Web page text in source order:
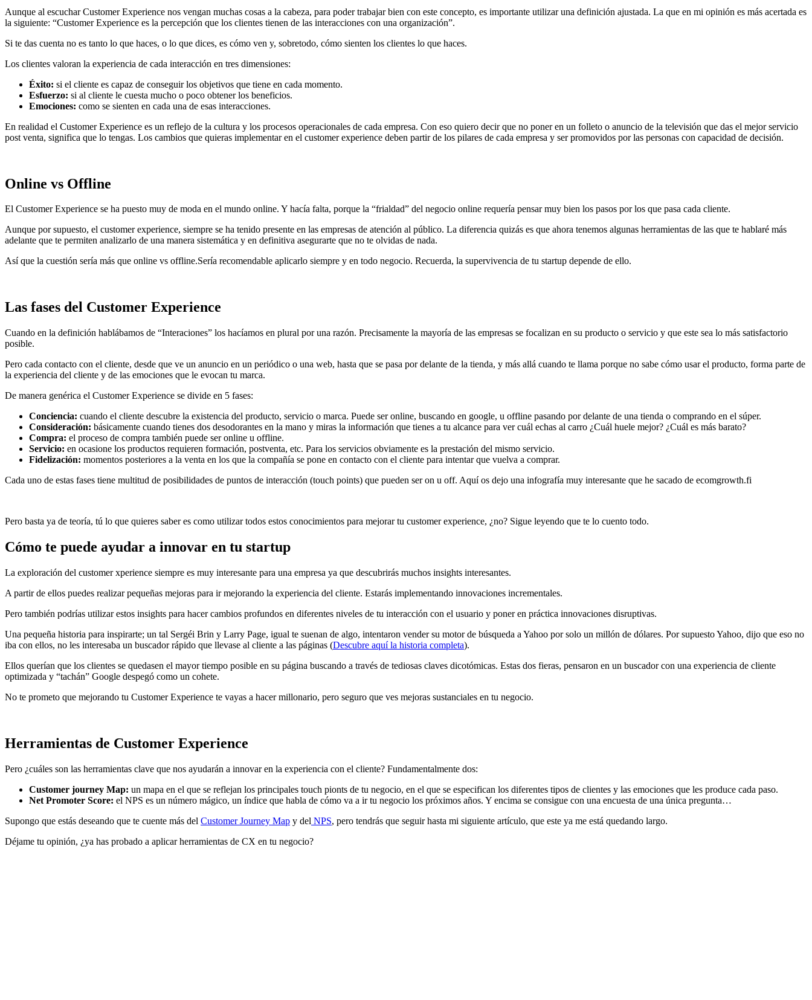
Aunque al escuchar Customer Experience nos vengan muchas cosas a la cabeza, para poder trabajar bien con este concepto, es importante utilizar una definición ajustada. La que en mi opinión es más acertada es
la siguiente: “Customer Experience es la percepción que los clientes tienen de las interacciones con una organización”.
Si te das cuenta no es tanto lo que haces, o lo que dices, es cómo ven y, sobretodo, cómo sienten los clientes lo que haces.
Los clientes valoran la experiencia de cada interacción en tres dimensiones:
Éxito: si el cliente es capaz de conseguir los objetivos que tiene en cada momento.
Esfuerzo: si al cliente le cuesta mucho o poco obtener los beneficios.
Emociones: como se sienten en cada una de esas interacciones.
En realidad el Customer Experience es un reflejo de la cultura y los procesos operacionales de cada empresa. Con eso quiero decir que no poner en un folleto o anuncio de la televisión que das el mejor servicio
post venta, significa que lo tengas. Los cambios que quieras implementar en el customer experience deben partir de los pilares de cada empresa y ser promovidos por las personas con capacidad de decisión.
Online vs Offline
El Customer Experience se ha puesto muy de moda en el mundo online. Y hacía falta, porque la “frialdad” del negocio online requería pensar muy bien los pasos por los que pasa cada cliente.
Aunque por supuesto, el customer experience, siempre se ha tenido presente en las empresas de atención al público. La diferencia quizás es que ahora tenemos algunas herramientas de las que te hablaré más
adelante que te permiten analizarlo de una manera sistemática y en definitiva asegurarte que no te olvidas de nada.
Así que la cuestión sería más que online vs offline.Sería recomendable aplicarlo siempre y en todo negocio. Recuerda, la supervivencia de tu startup depende de ello.
Las fases del Customer Experience
Cuando en la definición hablábamos de “Interaciones” los hacíamos en plural por una razón. Precisamente la mayoría de las empresas se focalizan en su producto o servicio y que este sea lo más satisfactorio
posible.
Pero cada contacto con el cliente, desde que ve un anuncio en un periódico o una web, hasta que se pasa por delante de la tienda, y más allá cuando te llama porque no sabe cómo usar el producto, forma parte de
la experiencia del cliente y de las emociones que le evocan tu marca.
De manera genérica el Customer Experience se divide en 5 fases:
Conciencia: cuando el cliente descubre la existencia del producto, servicio o marca. Puede ser online, buscando en google, u offline pasando por delante de una tienda o comprando en el súper.
Consideración: básicamente cuando tienes dos desodorantes en la mano y miras la información que tienes a tu alcance para ver cuál echas al carro ¿Cuál huele mejor? ¿Cuál es más barato?
Compra: el proceso de compra también puede ser online u offline.
Servicio: en ocasione los productos requieren formación, postventa, etc. Para los servicios obviamente es la prestación del mismo servicio.
Fidelización: momentos posteriores a la venta en los que la compañía se pone en contacto con el cliente para intentar que vuelva a comprar.
Cada uno de estas fases tiene multitud de posibilidades de puntos de interacción (touch points) que pueden ser on u off. Aquí os dejo una infografía muy interesante que he sacado de ecomgrowth.fi
Pero basta ya de teoría, tú lo que quieres saber es como utilizar todos estos conocimientos para mejorar tu customer experience, ¿no? Sigue leyendo que te lo cuento todo.
Cómo te puede ayudar a innovar en tu startup
La exploración del customer xperience siempre es muy interesante para una empresa ya que descubrirás muchos insights interesantes.
A partir de ellos puedes realizar pequeñas mejoras para ir mejorando la experiencia del cliente. Estarás implementando innovaciones incrementales.
Pero también podrías utilizar estos insights para hacer cambios profundos en diferentes niveles de tu interacción con el usuario y poner en práctica innovaciones disruptivas.
Una pequeña historia para inspirarte; un tal Sergéi Brin y Larry Page, igual te suenan de algo, intentaron vender su motor de búsqueda a Yahoo por solo un millón de dólares. Por supuesto Yahoo, dijo que eso no
iba con ellos, no les interesaba un buscador rápido que llevase al cliente a las páginas (Descubre aquí la historia completa).
Ellos querían que los clientes se quedasen el mayor tiempo posible en su página buscando a través de tediosas claves dicotómicas. Estas dos fieras, pensaron en un buscador con una experiencia de cliente
optimizada y “tachán” Google despegó como un cohete.
No te prometo que mejorando tu Customer Experience te vayas a hacer millonario, pero seguro que ves mejoras sustanciales en tu negocio.
Herramientas de Customer Experience
Pero ¿cuáles son las herramientas clave que nos ayudarán a innovar en la experiencia con el cliente? Fundamentalmente dos:
Customer journey Map: un mapa en el que se reflejan los principales touch pionts de tu negocio, en el que se especifican los diferentes tipos de clientes y las emociones que les produce cada paso.
Net Promoter Score: el NPS es un número mágico, un índice que habla de cómo va a ir tu negocio los próximos años. Y encima se consigue con una encuesta de una única pregunta…
Supongo que estás deseando que te cuente más del Customer Journey Map y del NPS, pero tendrás que seguir hasta mi siguiente artículo, que este ya me está quedando largo.
Déjame tu opinión, ¿ya has probado a aplicar herramientas de CX en tu negocio?